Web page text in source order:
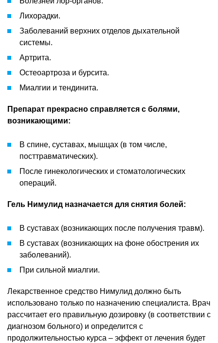
Лихорадки.
Заболеваний верхних отделов дыхательной
системы.
Артрита.
Остеоартроза и бурсита.
Миалгии и тендинита.
Препарат прекрасно справляется с болями,
возникающими:
В спине, суставах, мышцах (в том числе,
посттравматических).
После гинекологических и стоматологических
операций.
Гель Нимулид назначается для снятия болей:
В суставах (возникающих после получения травм).
В суставах (возникающих на фоне обострения их
заболеваний).
При сильной миалгии.
Лекарственное средство Нимулид должно быть
использовано только по назначению специалиста. Врач
рассчитает его правильную дозировку (в соответствии с
диагнозом больного) и определится с
продолжительностью курса – эффект от лечения будет